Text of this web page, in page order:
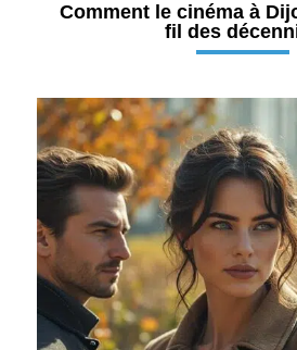
Comment le cinéma à
fil des